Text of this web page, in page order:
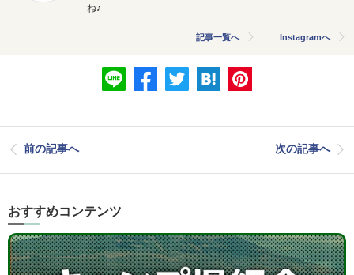
ね♪
記事一覧へ Instagramへ
前の記事へ 次の記事へ
おすすめコンテンツ